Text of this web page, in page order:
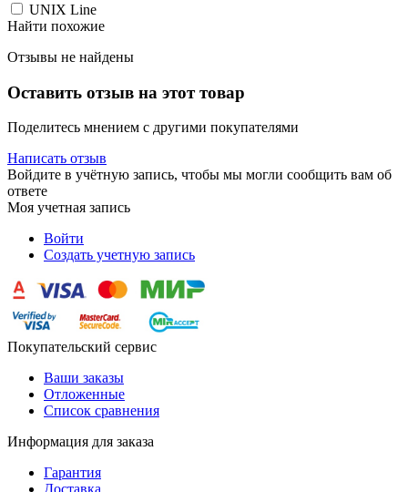
UNIX Line
Найти похожие
Отзывы не найдены
Оставить отзыв на этот товар
Поделитесь мнением с другими покупателями
Написать отзыв
Войдите в учётную запись, чтобы мы могли сообщить вам об
ответе
Моя учетная запись
Войти
Создать учетную запись
Покупательский сервис
Ваши заказы
Отложенные
Список сравнения
Информация для заказа
Гарантия